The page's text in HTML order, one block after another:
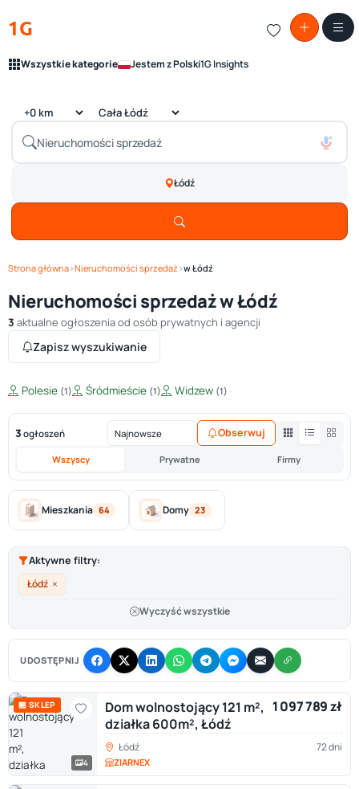
1G
Wszystkie kategorie Jestem z Polski1G Insights
Łódź
Strona główna›Nieruchomości sprzedaż›w Łódź
Nieruchomości sprzedaż w Łódź
3 aktualne ogłoszenia od osób prywatnych i agencji
Zapisz wyszukiwanie
Polesie (1) Śródmieście (1) Widzew (1)
3 ogłoszeń
Wszyscy Prywatne Firmy
Obserwuj
Mieszkania 64 Domy 23
Aktywne filtry:
Łódź ×
Wyczyść wszystkie
UDOSTĘPNIJ
🏪 SKLEP
4
Dom wolnostojący 121 m²,
działka 600m², Łódź
1 097 789 zł
Łódź 72 dni
ZIARNEX